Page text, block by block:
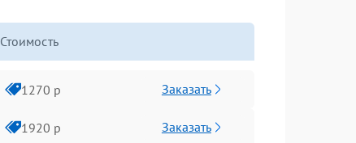
Стоимость
1270 р Заказать
1920 р Заказать